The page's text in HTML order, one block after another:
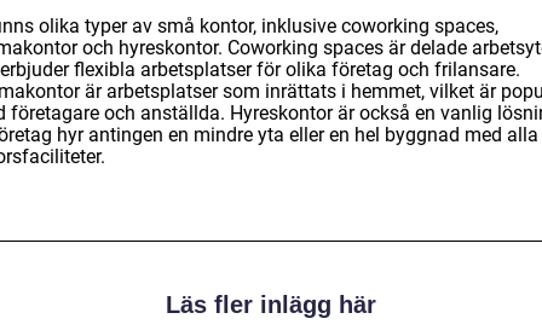
olika typer av små kontor, inklusive coworking spaces,
och hyreskontor. Coworking spaces är delade
flexibla arbetsplatser för olika företag och frilansare.
är arbetsplatser som inrättats i hemmet, vilket är
företagare och anställda. Hyreskontor är också en vanlig
hyr antingen en mindre yta eller en hel byggnad med alla
Läs fler inlägg här